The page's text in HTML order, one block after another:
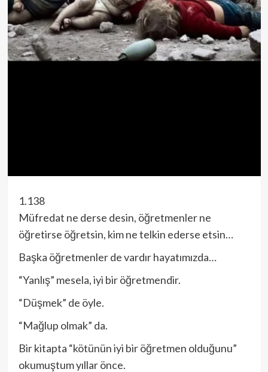
1.138
Müfredat ne derse desin, öğretmenler ne
öğretirse öğretsin, kim ne telkin ederse etsin…
Başka öğretmenler de vardır hayatımızda…
“Yanlış” mesela, iyi bir öğretmendir.
“Düşmek” de öyle.
“Mağlup olmak” da.
Bir kitapta “kötünün iyi bir öğretmen olduğunu”
okumuştum yıllar önce.